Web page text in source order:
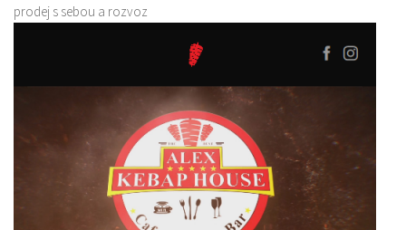
prodej s sebou a rozvoz